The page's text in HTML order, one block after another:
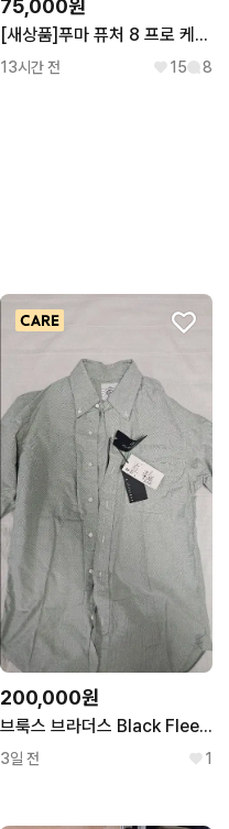
75,000원
[새상품]푸마 퓨처 8 프로 케이지 풋살화
13시간 전 15 8
200,000원
브룩스 브라더스 Black Fleece 톰브라운 라인 셔츠 2사이즈
3일 전 1